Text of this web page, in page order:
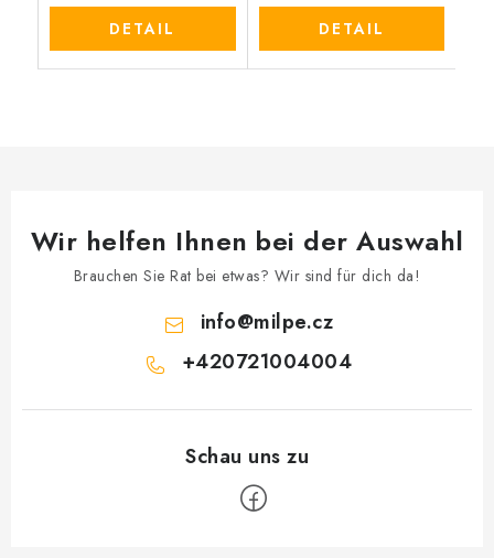
DETAIL DETAIL
Wir helfen Ihnen bei der Auswahl
Brauchen Sie Rat bei etwas? Wir sind für dich da!
info@milpe.cz
+420721004004